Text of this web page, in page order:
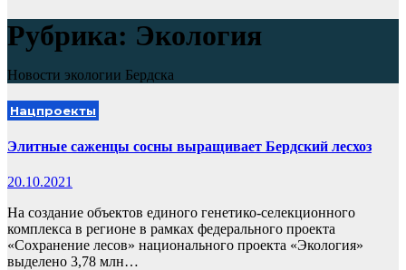
Рубрика: Экология
Новости экологии Бердска
Нацпроекты
Элитные саженцы сосны выращивает Бердский лесхоз
20.10.2021
На создание объектов единого генетико-селекционного
комплекса в регионе в рамках федерального проекта
«Сохранение лесов» национального проекта «Экология»
выделено 3,78 млн…